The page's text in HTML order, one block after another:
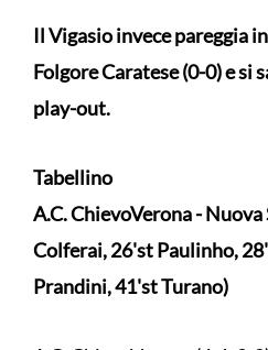
Il Vigasio invece pareggia
Folgore Caratese (0-0) e si
play-out.
Tabellino
A.C. ChievoVerona -
Colferai, 26'st Paulinho,
Prandini, 41'st Turano)